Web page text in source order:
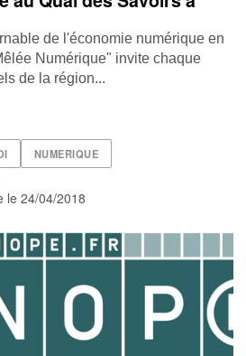
de l'économie numérique en
Numérique" invite chaque
de la région...
NUMERIQUE
le24/04/2018